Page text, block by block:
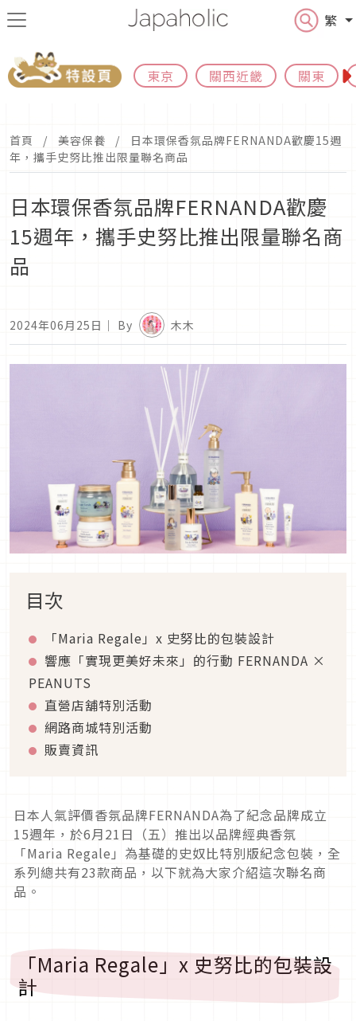
繁
東京 關西近畿 關東
首頁 美容保養
日本環保香氛品牌FERNANDA歡慶15週
年，攜手史努比推出限量聯名商品
日本環保香氛品牌FERNANDA歡慶
15週年，攜手史努比推出限量聯名商
品
2024年06月25日 ｜ By 木木
目次
「Maria Regale」x 史努比的包裝設計
響應「實現更美好未來」的行動 FERNANDA ×
PEANUTS
直營店舖特別活動
網路商城特別活動
販賣資訊
日本人氣評價香氛品牌FERNANDA為了紀念品牌成立
15週年，於6月21日（五）推出以品牌經典香氛
「Maria Regale」為基礎的史奴比特別版紀念包裝，全
系列總共有23款商品，以下就為大家介紹這次聯名商
品。
「Maria Regale」x 史努比的包裝設
計